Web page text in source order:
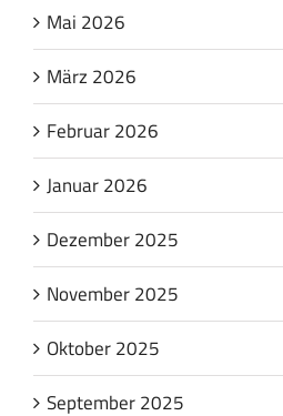
Mai 2026
März 2026
Februar 2026
Januar 2026
Dezember 2025
November 2025
Oktober 2025
September 2025